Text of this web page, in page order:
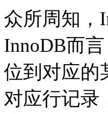
众所周知，
InnoDB而
位到对应的
对应行记录